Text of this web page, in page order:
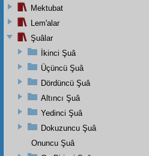
Mektubat
Lem'alar
Şuâlar
İkinci Şuâ
Üçüncü Şuâ
Dördüncü Şuâ
Altıncı Şuâ
Yedinci Şuâ
Dokuzuncu Şuâ
Onuncu Şuâ